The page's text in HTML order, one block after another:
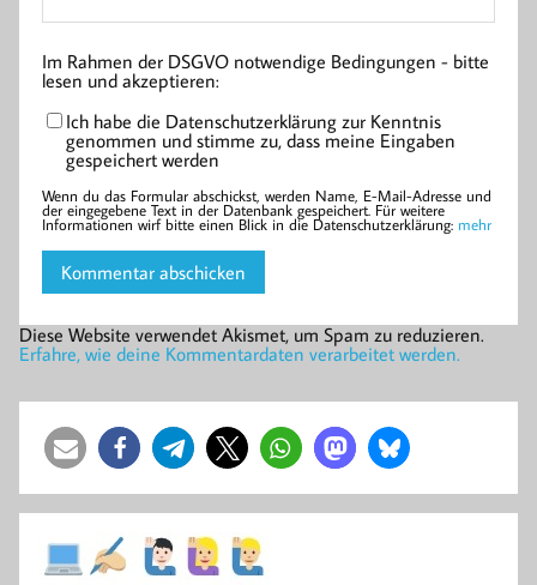
Im Rahmen der DSGVO notwendige Bedingungen - bitte
lesen und akzeptieren:
Ich habe die Datenschutzerklärung zur Kenntnis
genommen und stimme zu, dass meine Eingaben
gespeichert werden
Wenn du das Formular abschickst, werden Name, E-Mail-Adresse und
der eingegebene Text in der Datenbank gespeichert. Für weitere
Informationen wirf bitte einen Blick in die Datenschutzerklärung: mehr
Diese Website verwendet Akismet, um Spam zu reduzieren.
Erfahre, wie deine Kommentardaten verarbeitet werden.